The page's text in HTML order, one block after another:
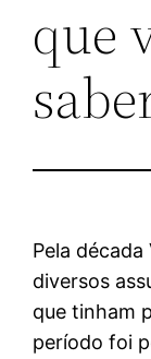
que
Pela
diversos
que tinham
período foi